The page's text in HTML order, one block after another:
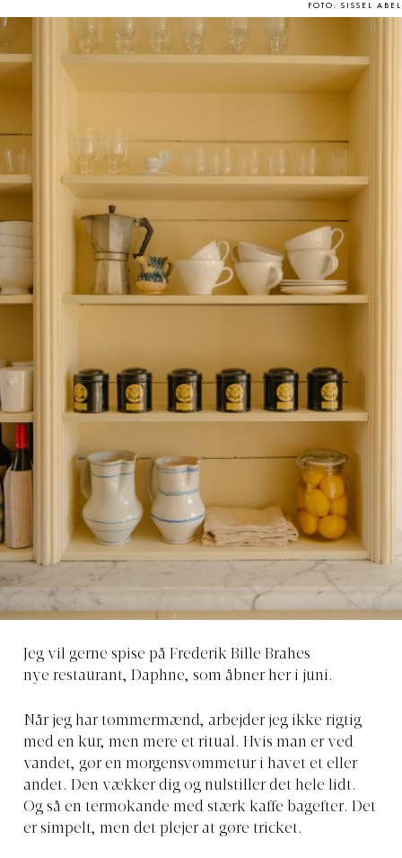
FOTO: SISSEL ABEL
Jeg vil gerne spise på Frederik Bille Brahes
nye restaurant, Daphne, som åbner her i juni.
Når jeg har tømmermænd, arbejder jeg ikke rigtig
med en kur, men mere et ritual. Hvis man er ved
vandet, gør en morgensvømmetur i havet et eller
andet. Den vækker dig og nulstiller det hele lidt.
Og så en termokande med stærk kaffe bagefter. Det
er simpelt, men det plejer at gøre tricket.